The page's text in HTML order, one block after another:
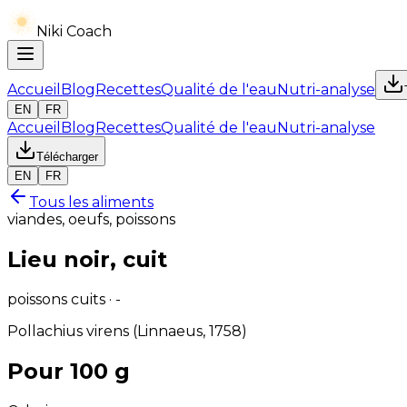
Niki Coach
Accueil BlogRecettesQualité de l'eauNutri-analyse
EN
FR
Accueil BlogRecettesQualité de l'eauNutri-analyse
Télécharger
EN
FR
Tous les aliments
viandes, oeufs, poissons
Lieu noir, cuit
poissons cuits · -
Pollachius virens (Linnaeus, 1758)
Pour 100 g